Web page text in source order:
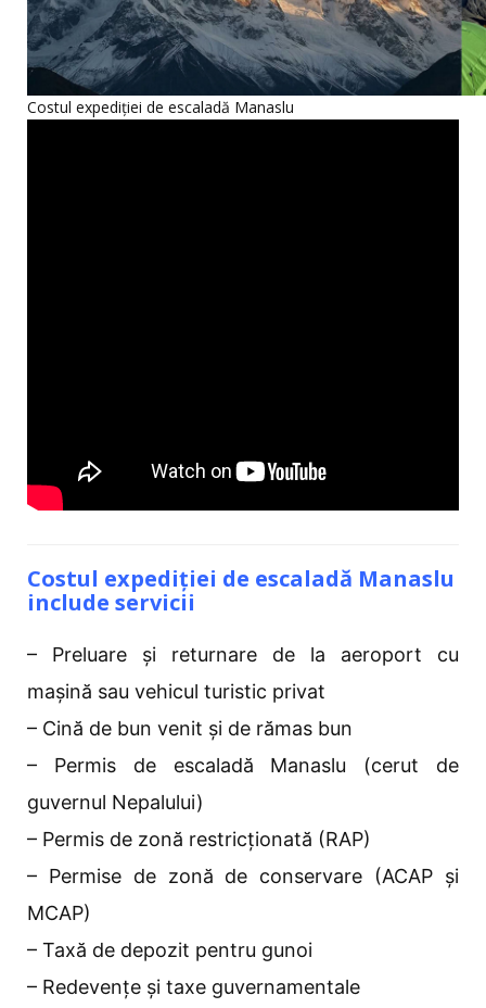
Costul expediției de escaladă Manaslu
Costul expediției de escaladă Manaslu
include servicii
– Preluare și returnare de la aeroport cu
mașină sau vehicul turistic privat
– Cină de bun venit și de rămas bun
– Permis de escaladă Manaslu (cerut de
guvernul Nepalului)
– Permis de zonă restricționată (RAP)
– Permise de zonă de conservare (ACAP și
MCAP)
– Taxă de depozit pentru gunoi
– Redevențe și taxe guvernamentale